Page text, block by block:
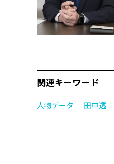
関連キーワード
人物データ 田中透